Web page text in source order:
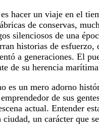
hacer un viaje en el
de conservas,
silenciosos de una
historias de
a generaciones. El
de su herencia
es un mero adorno
de sus
actual. Entender
un carácter que